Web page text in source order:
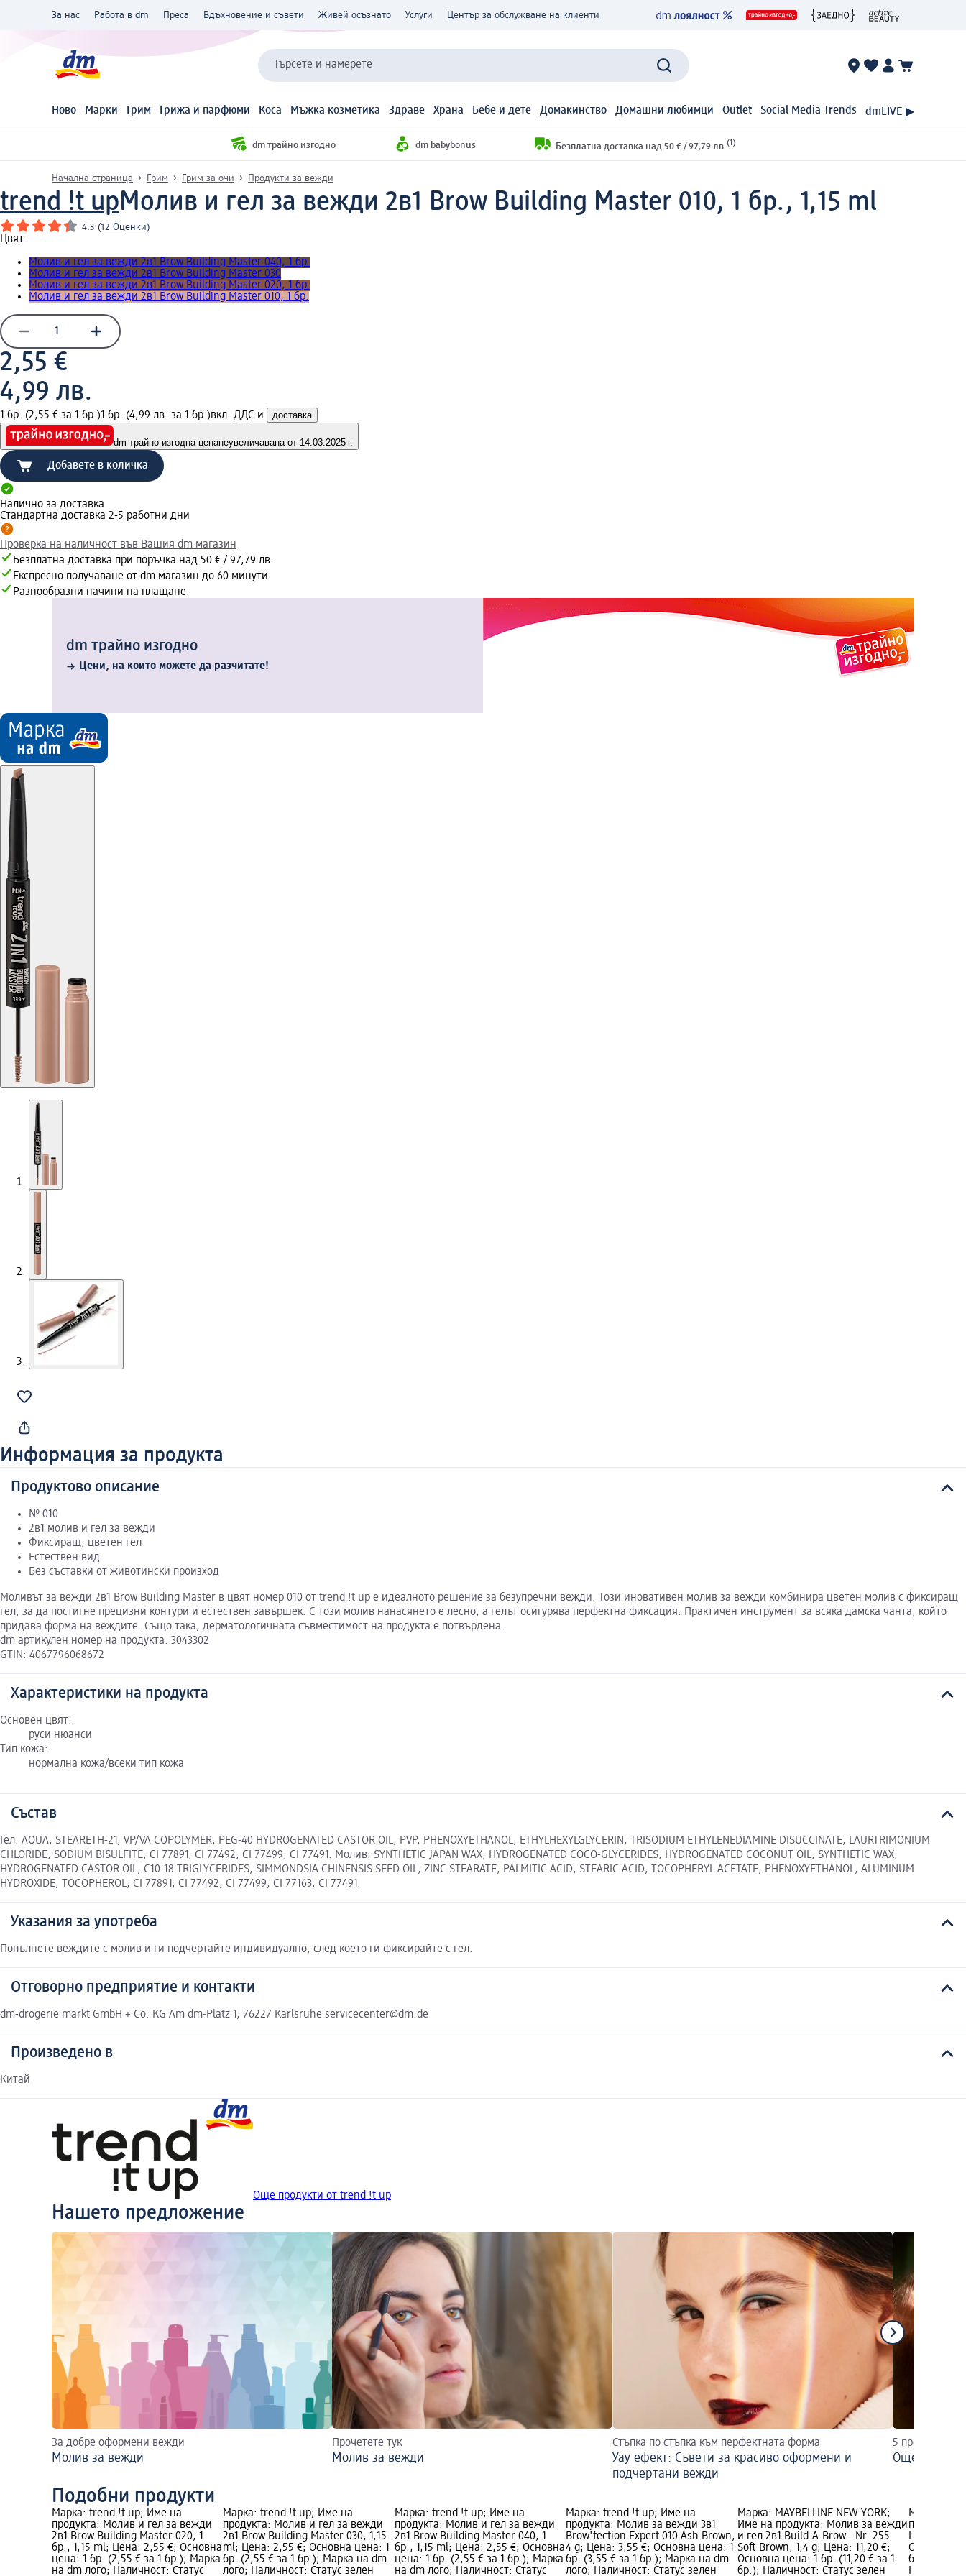
За нас Работа в dm Преса Вдъхновение и съвети Живей осъзнато Услуги Център за обслужване на клиенти
Търсете и намерете
Ново Марки Грим Грижа и парфюми Коса Мъжка козметика Здраве Храна Бебе и дете Домакинство Домашни любимци Outlet Social Media Trends dmLIVE ▶
dm трайно изгодно dm babybonus Безплатна доставка над 50 € / 97,79 лв. (1)
Начална страница Грим Грим за очи Продукти за вежди
trend !t upМолив и гел за вежди 2в1 Brow Building Master 010, 1 бр., 1,15 ml
4.3 (12 Оценки)
Цвят
Молив и гел за вежди 2в1 Brow Building Master 040, 1 бр.
Молив и гел за вежди 2в1 Brow Building Master 030
Молив и гел за вежди 2в1 Brow Building Master 020, 1 бр.
Молив и гел за вежди 2в1 Brow Building Master 010, 1 бр.
2,55 €
4,99 лв.
1 бр. (2,55 € за 1 бр.)1 бр. (4,99 лв. за 1 бр.)вкл. ДДС и доставка
dm трайно изгодна ценанеувеличавана от 14.03.2025 г.
Добавете в количка
Налично за доставка
Стандартна доставка 2-5 работни дни
Проверка на наличност във Вашия dm магазин
Безплатна доставка при поръчка над 50 € / 97,79 лв.
Експресно получаване от dm магазин до 60 минути.
Разнообразни начини на плащане.
dm трайно изгодно
Цени, на които можете да разчитате!
Информация за продукта
Продуктово описание
№ 010
2в1 молив и гел за вежди
Фиксиращ, цветен гел
Естествен вид
Без съставки от животински произход
Моливът за вежди 2в1 Brow Building Master в цвят номер 010 от trend !t up е идеалното решение за безупречни вежди. Този иновативен молив за вежди комбинира цветен молив с фиксиращ
гел, за да постигне прецизни контури и естествен завършек. С този молив нанасянето е лесно, а гелът осигурява перфектна фиксация. Практичен инструмент за всяка дамска чанта, който
придава форма на веждите. Също така, дерматологичната съвместимост на продукта е потвърдена.
dm артикулен номер на продукта: 3043302
GTIN: 4067796068672
Характеристики на продукта
Основен цвят:
руси нюанси
Тип кожа:
нормална кожа/всеки тип кожа
Състав
Гел: AQUA, STEARETH-21, VP/VA COPOLYMER, PEG-40 HYDROGENATED CASTOR OIL, PVP, PHENOXYETHANOL, ETHYLHEXYLGLYCERIN, TRISODIUM ETHYLENEDIAMINE DISUCCINATE, LAURTRIMONIUM
CHLORIDE, SODIUM BISULFITE, CI 77891, CI 77492, CI 77499, CI 77491. Молив: SYNTHETIC JAPAN WAX, HYDROGENATED COCO-GLYCERIDES, HYDROGENATED COCONUT OIL, SYNTHETIC WAX,
HYDROGENATED CASTOR OIL, C10-18 TRIGLYCERIDES, SIMMONDSIA CHINENSIS SEED OIL, ZINC STEARATE, PALMITIC ACID, STEARIC ACID, TOCOPHERYL ACETATE, PHENOXYETHANOL, ALUMINUM
HYDROXIDE, TOCOPHEROL, CI 77891, CI 77492, CI 77499, CI 77163, CI 77491.
Указания за употреба
Попълнете веждите с молив и ги подчертайте индивидуално, след което ги фиксирайте с гел.
Отговорно предприятие и контакти
dm-drogerie markt GmbH + Co. KG Am dm-Platz 1, 76227 Karlsruhe servicecenter@dm.de
Произведено в
Китай
Още продукти от trend !t up
Нашето предложение
За добре оформени вежди
Молив за вежди
Прочетете тук
Молив за вежди
Стъпка по стъпка към перфектната форма
Уау ефект: Съвети за красиво оформени и
подчертани вежди
5
Още по-
Подобни продукти
Марка: trend !t up; Име на
продукта: Молив и гел за вежди
2в1 Brow Building Master 020, 1
бр., 1,15 ml; Цена: 2,55 €; Основна
цена: 1 бр. (2,55 € за 1 бр.); Марка
на dm лого; Наличност: Статус
Марка: trend !t up; Име на
продукта: Молив и гел за вежди
2в1 Brow Building Master 030, 1,15
ml; Цена: 2,55 €; Основна цена: 1
бр. (2,55 € за 1 бр.); Марка на dm
лого; Наличност: Статус зелен
Марка: trend !t up; Име на
продукта: Молив и гел за вежди
2в1 Brow Building Master 040, 1
бр., 1,15 ml; Цена: 2,55 €; Основна
цена: 1 бр. (2,55 € за 1 бр.); Марка
на dm лого; Наличност: Статус
Марка: trend !t up; Име на
продукта: Молив за вежди 3в1
Brow'fection Expert 010 Ash Brown,
4 g; Цена: 3,55 €; Основна цена: 1
бр. (3,55 € за 1 бр.); Марка на dm
лого; Наличност: Статус зелен
Марка: MAYBELLINE NEW YORK;
Име на продукта: Молив за вежди
и гел 2в1 Build-A-Brow - Nr. 255
Soft Brown, 1,4 g; Цена: 11,20 €;
Основна цена: 1 бр. (11,20 € за 1
бр.); Наличност: Статус зелен
Марка:
продукта:
Line 010, 1
Основна
бр.); Марка